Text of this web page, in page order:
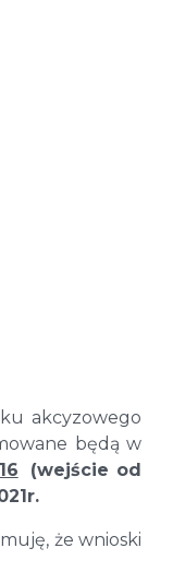
akcyzowego
będą w
(wejście od
że wnioski